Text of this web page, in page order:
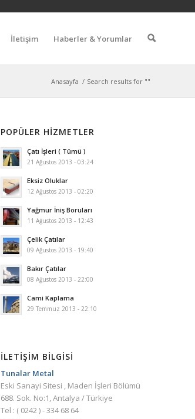
İletişim Haberler & Yorumlar 🔍
Anasayfa / Search results for ""
POPÜLER HIZMETLER
Çatı İşleri ( Tümü )
21 Ağustos 2013 - 03:24
Eksiz Oluklar
12 Ağustos 2013 - 02:20
Yağmur İniş Boruları
11 Ağustos 2013 - 12:43
Çelik Çatılar
09 Ağustos 2013 - 19:40
Bakır Çatılar
08 Ağustos 2013 - 22:00
Cami Kaplama
29 Temmuz 2013 - 22:10
İLETİŞİM BİLGİSİ
Tunalar Metal
Eski Sanayi Sitesi , Maden İşleri Bölümü
688. Sok. No:1, Antalya / Türkiye ‎
Tel : ( 0242 ) - 334 68 64